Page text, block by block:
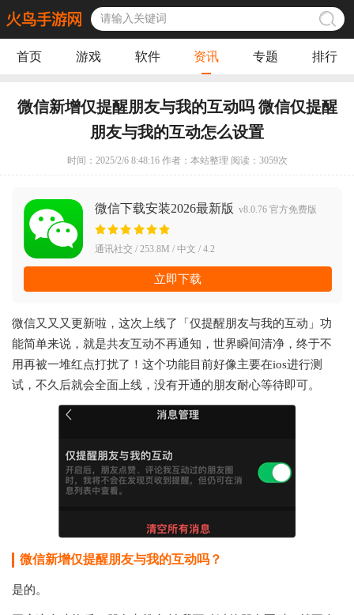
首页 游戏 软件 资讯 专题 排行
微信新增仅提醒朋友与我的互动吗 微信仅提醒
朋友与我的互动怎么设置
时间：2025/2/6 8:48:16 作者：本站整理 阅读： 3059次
微信下载安装2026最新版 v8.0.76 官方免费版
通讯社交 / 253.8M / 中文 / 4.2
立即下载
微信又又又更新啦，这次上线了「仅提醒朋友与我的互动」功
能简单来说，就是共友互动不再通知，世界瞬间清净，终于不
用再被一堆红点打扰了！这个功能目前好像主要在ios进行测
试，不久后就会全面上线，没有开通的朋友耐心等待即可。
微信新增仅提醒朋友与我的互动吗？
是的。